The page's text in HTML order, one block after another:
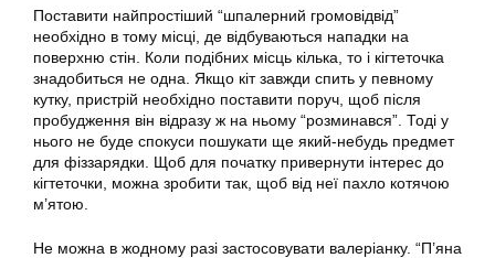
Поставити найпростіший “шпалерний громовідвід”
необхідно в тому місці, де відбуваються нападки на
поверхню стін. Коли подібних місць кілька, то і кігтеточка
знадобиться не одна. Якщо кіт завжди спить у певному
кутку, пристрій необхідно поставити поруч, щоб після
пробудження він відразу ж на ньому “розминався”. Тоді у
нього не буде спокуси пошукати ще який-небудь предмет
для фіззарядки. Щоб для початку привернути інтерес до
кігтеточки, можна зробити так, щоб від неї пахло котячою
м’ятою.
Не можна в жодному разі застосовувати валеріанку. “П’яна